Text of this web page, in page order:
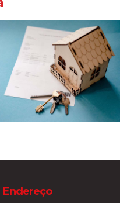
Endereço